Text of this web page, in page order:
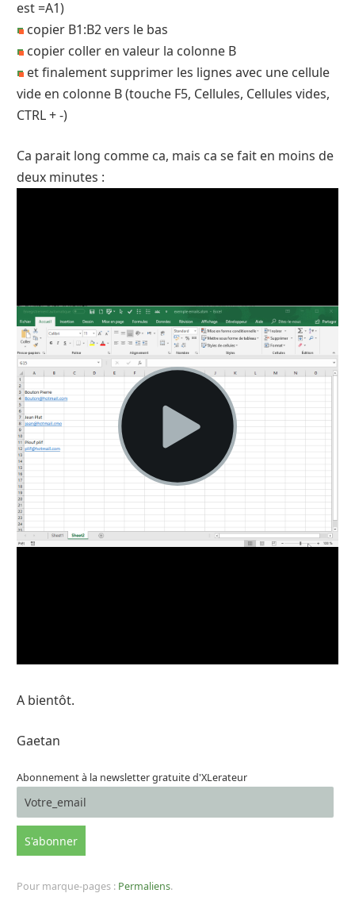
est =A1)
copier B1:B2 vers le bas
copier coller en valeur la colonne B
et finalement supprimer les lignes avec une cellule
vide en colonne B (touche F5, Cellules, Cellules vides,
CTRL + -)
Ca parait long comme ca, mais ca se fait en moins de
deux minutes :
A bientôt.
Gaetan
Abonnement à la newsletter gratuite d'XLerateur
Pour marque-pages : Permaliens.